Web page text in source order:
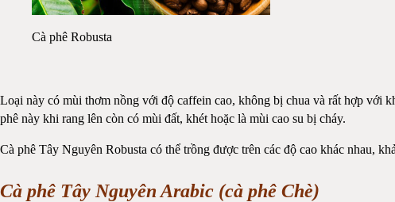
Cà phê Robusta
Loại này có mùi thơm nồng với độ caffein cao, không bị chua và rất hợp với
phê này khi rang lên còn có mùi đất, khét hoặc là mùi cao su bị cháy.
Cà phê Tây Nguyên Robusta có thể trồng được trên các độ cao khác nhau,
Cà phê Tây Nguyên Arabic (cà phê Chè)